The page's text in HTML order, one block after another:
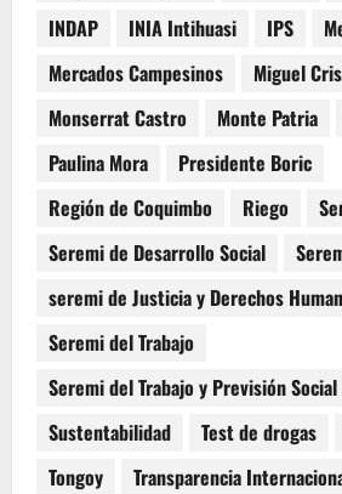
INDAP
INIA Intihuasi IPS
Mercados Campesinos
Miguel
Monserrat Castro
Monte Patria
Paulina Mora
Presidente Boric
Región de Coquimbo
Riego
Seremi de Desarrollo Social
seremi de Justicia y Derechos
Seremi del Trabajo
Seremi del Trabajo y Previsión Social
Sustentabilidad
Test de drogas
Tongoy
Transparencia